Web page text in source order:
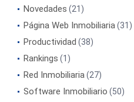
Novedades (21)
Página Web Inmobiliaria(31)
Productividad (38)
Rankings (1)
Red Inmobiliaria(27)
Software Inmobiliario (50)